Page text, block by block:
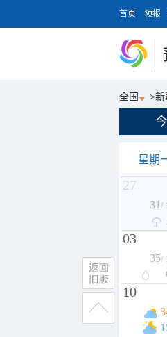
首页 预报
全国 >新
星期
27
31 /
03
35/
10